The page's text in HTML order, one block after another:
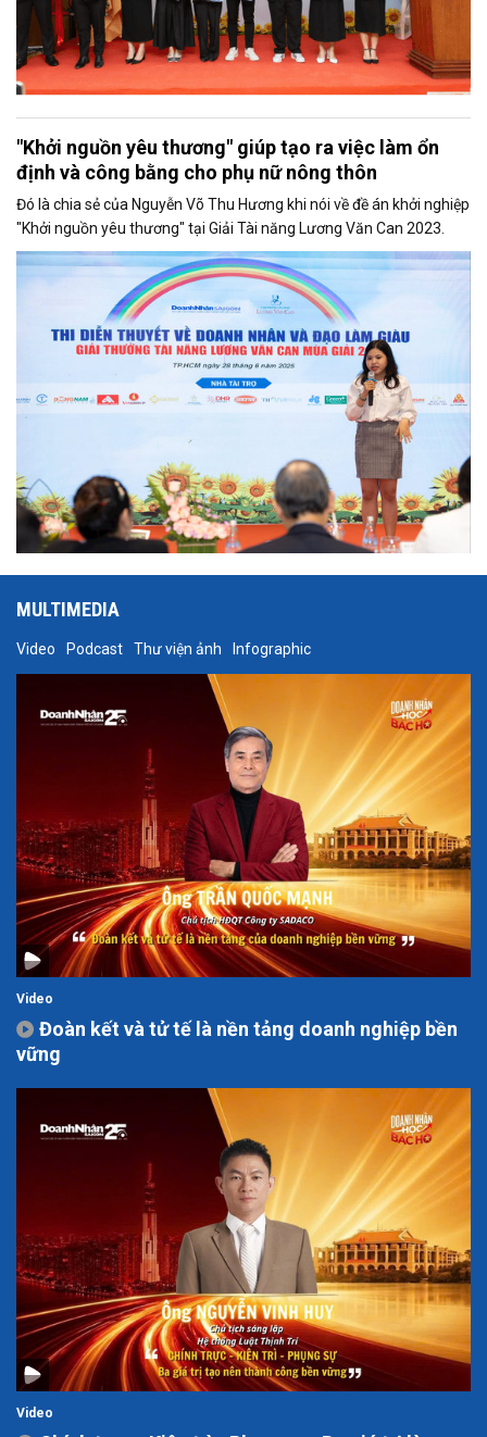
"Khởi nguồn yêu thương" giúp tạo ra việc làm ổn
định và công bằng cho phụ nữ nông thôn
Đó là chia sẻ của Nguyễn Võ Thu Hương khi nói về đề án khởi nghiệp
"Khởi nguồn yêu thương" tại Giải Tài năng Lương Văn Can 2023.
MULTIMEDIA
Video Podcast Thư viện ảnh Infographic
Video
Đoàn kết và tử tế là nền tảng doanh nghiệp bền
vững
Video